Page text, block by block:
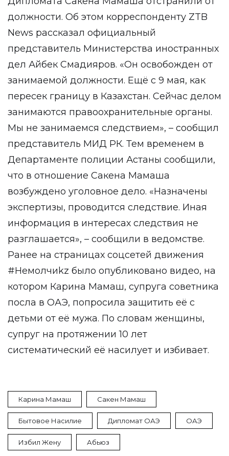
должности. Об этом корреспонденту ZTB
News рассказал официальный
представитель Министерства иностранных
дел Айбек Смадияров. «Он освобожден от
занимаемой должности. Ещё с 9 мая, как
пересек границу в Казахстан. Сейчас делом
занимаются правоохранительные органы.
Мы не занимаемся следствием», – сообщил
представитель МИД РК. Тем временем в
Департаменте полиции Астаны сообщили,
что в отношение Сакена Мамаша
возбуждено уголовное дело. «Назначены
экспертизы, проводится следствие. Иная
информация в интересах следствия не
разглашается», – сообщили в ведомстве.
Ранее на страницах соцсетей движения
#Немолчиkz было опубликовано видео, на
котором Карина Мамаш, супруга советника
посла в ОАЭ, попросила защитить её с
детьми от её мужа. По словам женщины,
супруг на протяжении 10 лет
систематический её насилует и избивает.
Карина Мамаш Сакен Мамаш
Бытовое Насилие Дипломат ОАЭ ОАЭ
Избил Жену Абьюз